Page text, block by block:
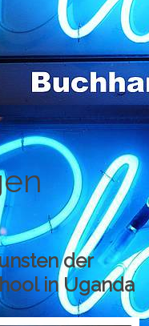
der
in Uganda